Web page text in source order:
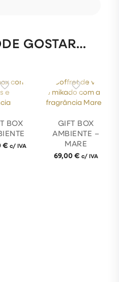
GOSTAR…
BOX
€ c/ IVA
GIFT BOX
AMBIENTE –
MARE
69,00€ c/ IVA